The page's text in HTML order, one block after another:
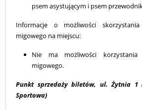
psem asystującym i psem
Informacje o możliwości
migowego na miejscu:
Nie ma możliwości
migowego.
Punkt sprzedaży biletów, ul. Żytnia 1
Sportowa)